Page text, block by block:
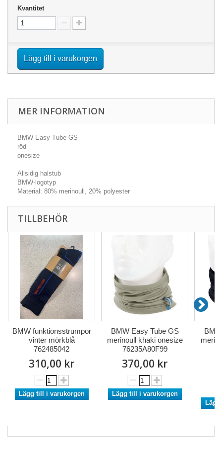
Kvantitet
Lägg till i varukorgen
MER INFORMATION
BMW Easy Tube GS
röd
onesize
Allsidig halstub
BMW-logotyp
Material: 80% merinoull, 20% polyester
TILLBEHÖR
BMW funktionsstrumpor
vinter mörkblå
762485042
310,00 kr
Lägg till i varukorgen
BMW Easy Tube GS
merinoull khaki onesize
76235A80F99
370,00 kr
Lägg till i varukorgen